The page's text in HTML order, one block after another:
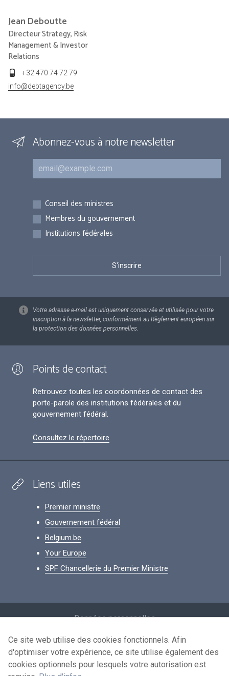
Jean Deboutte
Directeur Strategy, Risk
Management & Investor
Relations
+32 470 74 72 79
info@debtagency.be
Abonnez-vous à notre newsletter
Courriel
Inscriptions
Conseil des ministres
Membres du gouvernement
Institutions fédérales
Votre adresse e-mail est uniquement conservée et utilisée pour votre
inscription à la newsletter, conformément au Règlement européen sur
la protection des données personnelles.
Points de contact
Retrouvez toutes les coordonnées de contact des
porte-parole des institutions fédérales et du
gouvernement fédéral.
Consultez le répertoire
Liens utiles
Premier ministre
Gouvernement fédéral
Belgium.be
Your Europe
SPF Chancellerie du Premier Ministre
Données personnelles
Conditions de réutilisation
Contactez-nous
Ce site web utilise des cookies fonctionnels. Afin
d'optimiser votre expérience, ce site utilise également des
cookies optionnels pour lesquels votre autorisation est